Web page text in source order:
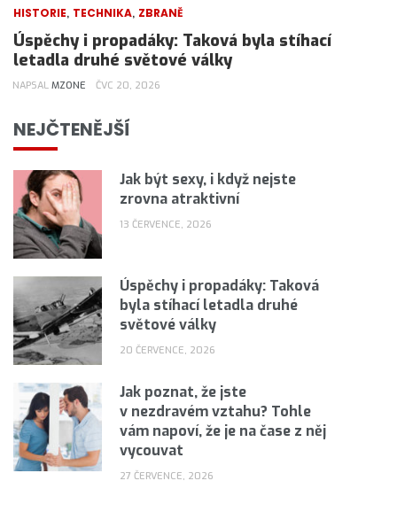
HISTORIE, TECHNIKA, ZBRANĚ
Úspěchy i propadáky: Taková byla stíhací
letadla druhé světové války
NAPSAL MZONE ČVC 20, 2026
NEJČTENĚJŠÍ
Jak být sexy, i když nejste
zrovna atraktivní
13 ČERVENCE, 2026
Úspěchy i propadáky: Taková
byla stíhací letadla druhé
světové války
20 ČERVENCE, 2026
Jak poznat, že jste
v nezdravém vztahu? Tohle
vám napoví, že je na čase z něj
vycouvat
27 ČERVENCE, 2026